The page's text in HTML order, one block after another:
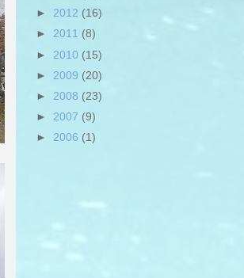
► 2012 (16)
► 2011 (8)
► 2010 (15)
► 2009 (20)
► 2008 (23)
► 2007 (9)
► 2006 (1)